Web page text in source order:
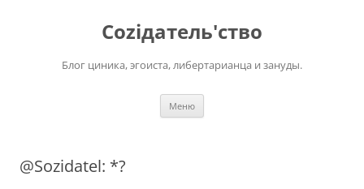
Соziдатель'ство
Блог циника, эгоиста, либертарианца и зануды.
Меню
@Sozidatel: *?